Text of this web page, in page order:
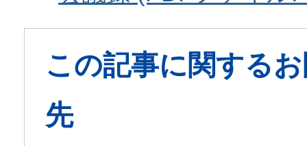
この記事に関する
先